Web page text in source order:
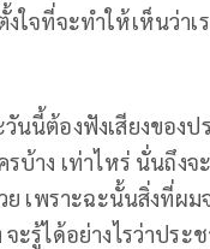
ใจที่จะทำให้เห็นว่า
วันนี้ต้องฟังเสียงขอ
รบ้าง เท่าไหร่ นั่นถึง
ย เพราะฉะนั้นสิ่งที่ผ
ะรู้ได้อย่างไรว่าปร